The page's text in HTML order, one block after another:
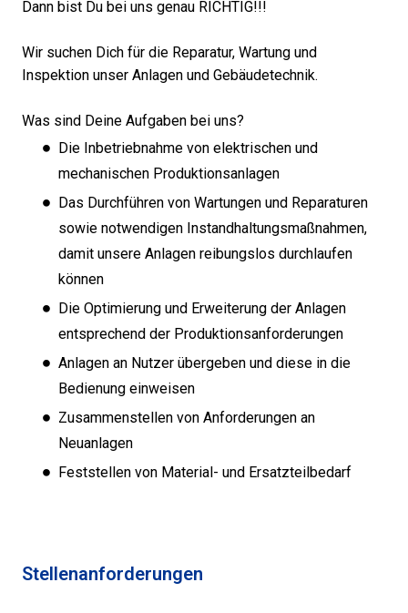
Dann bist Du bei uns genau RICHTIG!!!
Wir suchen Dich für die Reparatur, Wartung und
Inspektion unser Anlagen und Gebäudetechnik.
Was sind Deine Aufgaben bei uns?
Die Inbetriebnahme von elektrischen und
mechanischen Produktionsanlagen
Das Durchführen von Wartungen und Reparaturen
sowie notwendigen Instandhaltungsmaßnahmen,
damit unsere Anlagen reibungslos durchlaufen
können
Die Optimierung und Erweiterung der Anlagen
entsprechend der Produktionsanforderungen
Anlagen an Nutzer übergeben und diese in die
Bedienung einweisen
Zusammenstellen von Anforderungen an
Neuanlagen
Feststellen von Material- und Ersatzteilbedarf
Stellenanforderungen